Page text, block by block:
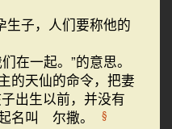
生子，人们要称他的
在一起。”的意思。
的天仙的命令，把妻
出生以前，并没有
名叫 尔撒。
§